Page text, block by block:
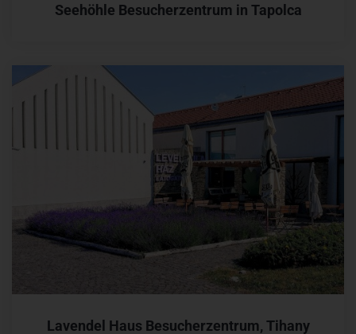
Seehöhle Besucherzentrum in Tapolca
Lavendel Haus Besucherzentrum, Tihany